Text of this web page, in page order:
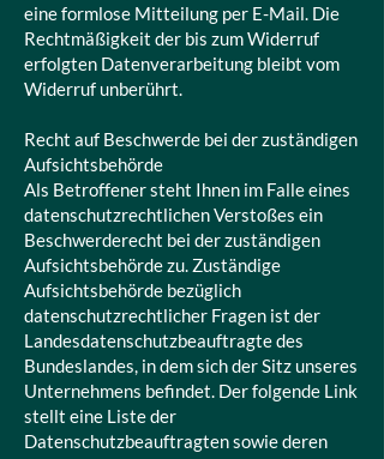
eine formlose Mitteilung per E-Mail. Die
Rechtmäßigkeit der bis zum Widerruf
erfolgten Datenverarbeitung bleibt vom
Widerruf unberührt.
Recht auf Beschwerde bei der zuständigen
Aufsichtsbehörde
Als Betroffener steht Ihnen im Falle eines
datenschutzrechtlichen Verstoßes ein
Beschwerderecht bei der zuständigen
Aufsichtsbehörde zu. Zuständige
Aufsichtsbehörde bezüglich
datenschutzrechtlicher Fragen ist der
Landesdatenschutzbeauftragte des
Bundeslandes, in dem sich der Sitz unseres
Unternehmens befindet. Der folgende Link
stellt eine Liste der
Datenschutzbeauftragten sowie deren